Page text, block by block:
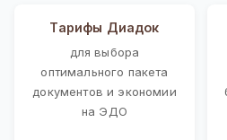
Тарифы Диадок
для выбора
оптимального пакета
документов и экономии
на ЭДО